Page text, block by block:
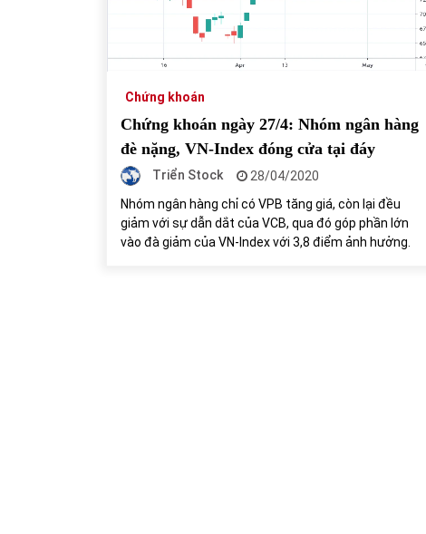
31/05/2022
Chứng khoán
Chứng khoán ngày 27/4: Nhóm ngân hàng
đè nặng, VN-Index đóng cửa tại đáy
Triển Stock
28/04/2020
Nhóm ngân hàng chỉ có VPB tăng giá, còn lại đều
giảm với sự dẫn dắt của VCB, qua đó góp phần lớn
vào đà giảm của VN-Index với 3,8 điểm ảnh hưởng.